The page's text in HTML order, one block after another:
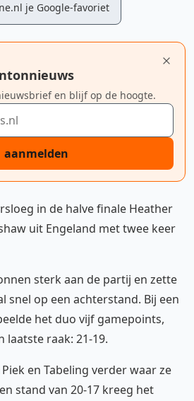
je Google-favoriet
en blijf op de hoogte.
aanmelden
in de halve finale Heather
uit Engeland met twee keer
sterk aan de partij en zette
snel op een achterstand. Bij een
het duo vijf gamepoints,
laatste raak: 21-19.
en Tabeling verder waar ze
stand van 20-17 kreeg het